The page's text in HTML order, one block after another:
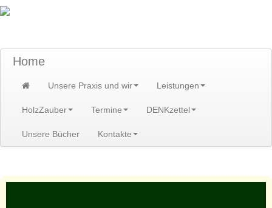
Home
Unsere Praxis und wir Leistungen
HolzZauber Termine DENKzettel
Unsere Bücher Kontakte